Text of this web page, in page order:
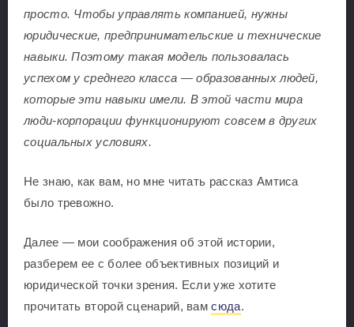
просто. Чтобы управлять компанией, нужны
юридические, предпринимательские и технические
навыки. Поэтому такая модель пользовалась
успехом у среднего класса — образованных людей,
которые эти навыки имели. В этой части мира
люди-корпорации функционируют совсем в других
социальных условиях.
Не знаю, как вам, но мне читать рассказ Амтиса
было тревожно.
Далее — мои соображения об этой истории,
разберем ее с более объективных позиций и
юридической точки зрения. Если уже хотите
прочитать второй сценарий, вамсюда.